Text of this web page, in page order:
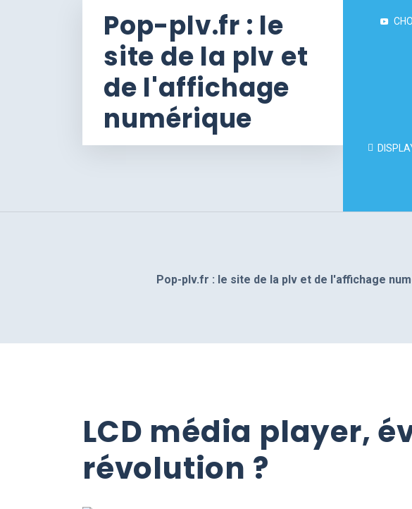
Pop-plv.fr : le
site de la plv et
de l'affichage
numérique
Pop-plv.fr : le site de la plv et de l'affichage
LCD média player,
révolution ?